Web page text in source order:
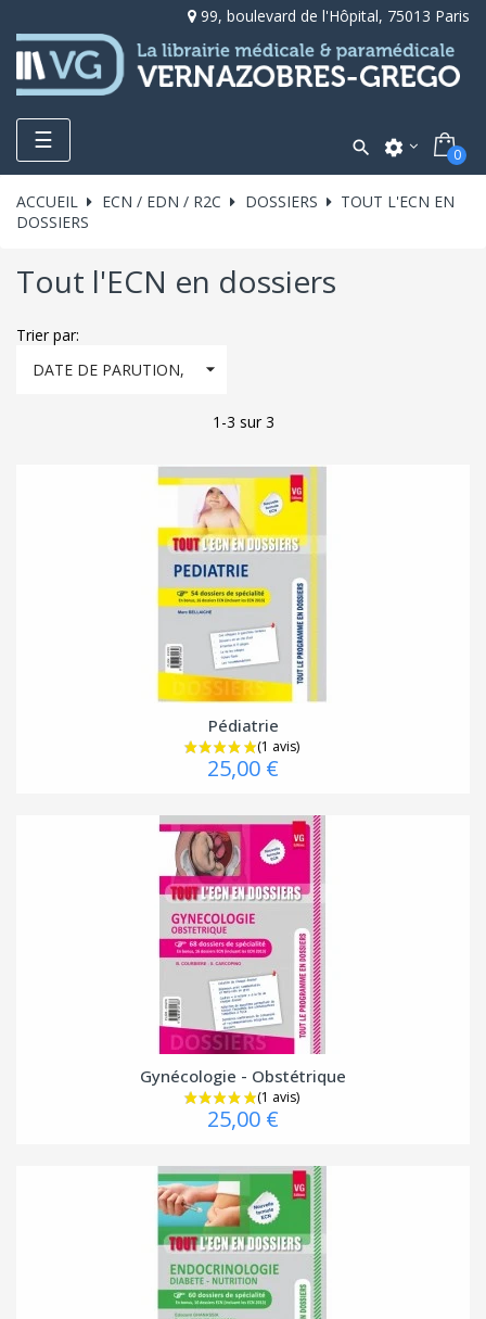
99, boulevard de l'Hôpital, 75013 Paris
Toggle
navigation
☰  settings 0
ACCUEIL ECN / EDN / R2C DOSSIERS
TOUT L'ECN EN
DOSSIERS
Tout l'ECN en dossiers
Trier par:
DATE DE PARUTION,

1-3 sur 3
Pédiatrie
25,00 €
Gynécologie - Obstétrique
25,00 €